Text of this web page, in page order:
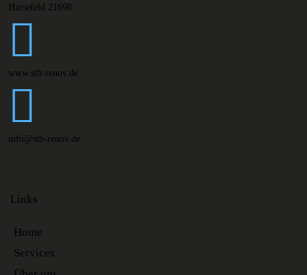
Harsefeld 21698
www.stb-renov.de
info@stb-renov.de
Links
Home
Services